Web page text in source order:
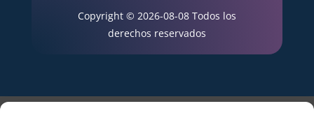
Copyright © 2026-08-08 Todos los
derechos reservados